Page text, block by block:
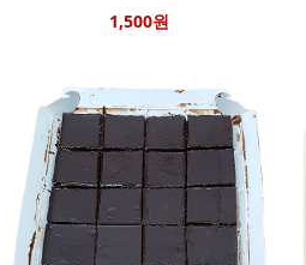
1,500원